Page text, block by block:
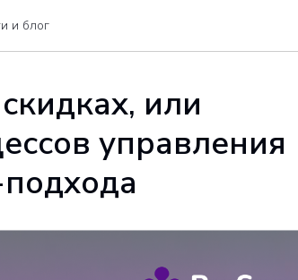
и блог
или
управления